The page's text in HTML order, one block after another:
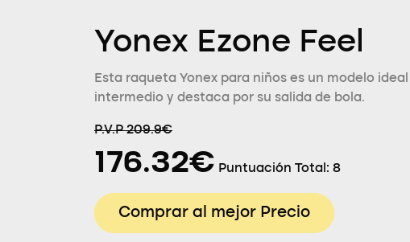
Yonex Ezone Feel
Esta raqueta Yonex para niños es un modelo ideal
intermedio y destaca por su salida de bola.
P.V.P 209.9€
176.32€ Puntuación Total: 8
Comprar al mejor Precio